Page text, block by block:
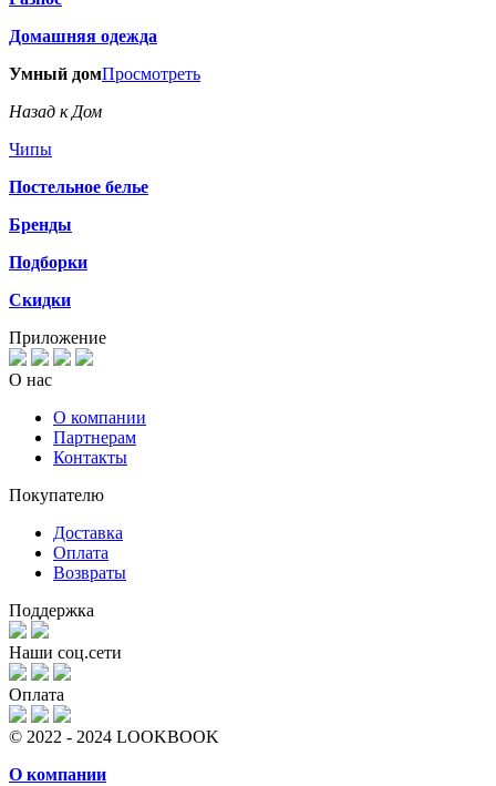
Домашняя одежда
Умный домПросмотреть
Назад к Дом
Чипы
Постельное белье
Бренды
Подборки
Скидки
Приложение
О нас
О компании
Партнерам
Контакты
Покупателю
Доставка
Оплата
Возвраты
Поддержка
Наши соц.сети
Оплата
© 2022 - 2024 LOOKBOOK
О компании